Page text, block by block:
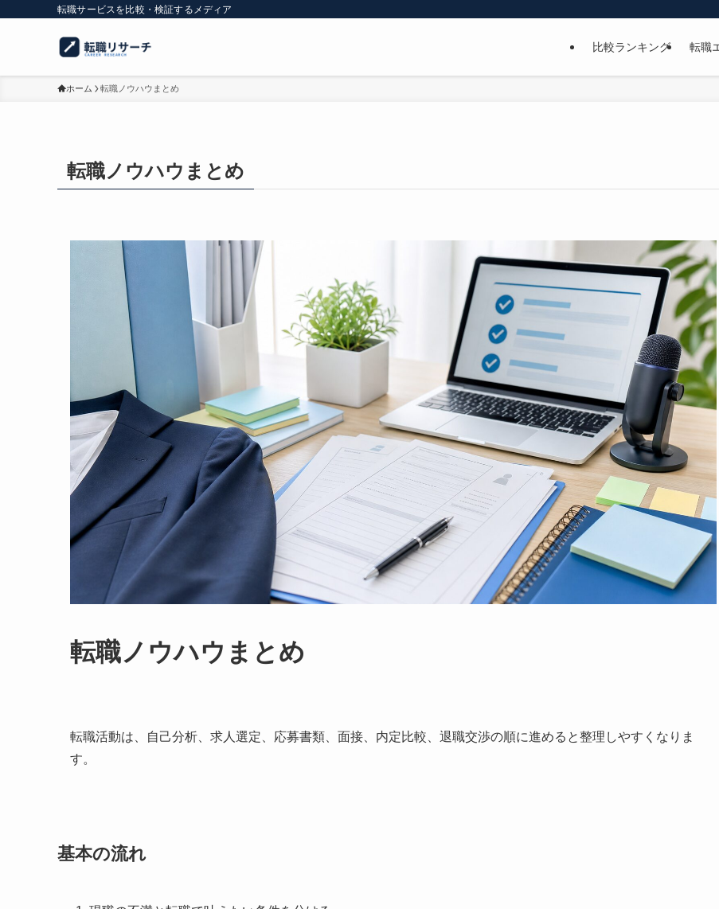
転職サービスを比較・検証するメディア
比較ランキング 転職
ホーム 転職ノウハウまとめ
転職ノウハウまとめ
転職ノウハウまとめ
転職活動は、自己分析、求人選定、応募書類、面接、内定比較、退職交渉の順に進めると整理しやすくなりま
す。
基本の流れ